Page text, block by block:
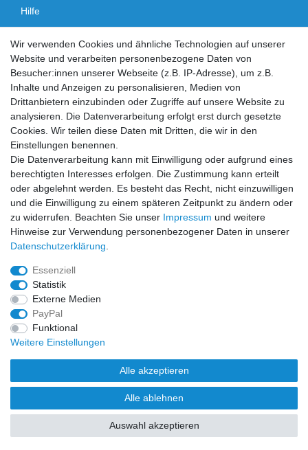
Hilfe
Vertrag widerrufen
Social Media
Facebook Instagram
Sicher einkaufen
Zahlung und Versand
© Copyright 2026 Klingl Spielgeräte | Alle Rechte vorbehalten.
Wir verwenden Cookies und ähnliche Technologien auf unserer
Website und verarbeiten personenbezogene Daten von
Besucher:innen unserer Webseite (z.B. IP-Adresse), um z.B.
Inhalte und Anzeigen zu personalisieren, Medien von
Drittanbietern einzubinden oder Zugriffe auf unsere Website zu
analysieren. Die Datenverarbeitung erfolgt erst durch gesetzte
Cookies. Wir teilen diese Daten mit Dritten, die wir in den
Einstellungen benennen.
Die Datenverarbeitung kann mit Einwilligung oder aufgrund eines
berechtigten Interesses erfolgen. Die Zustimmung kann erteilt
oder abgelehnt werden. Es besteht das Recht, nicht einzuwilligen
und die Einwilligung zu einem späteren Zeitpunkt zu ändern oder
zu widerrufen. Beachten Sie unser Impressum und weitere
Hinweise zur Verwendung personenbezogener Daten in unserer
Daten­schutz­erklärung
Essenziell
Statistik
Externe Medien
PayPal
Funktional
Weitere Einstellungen
Alle akzeptieren
Alle ablehnen
Auswahl akzeptieren